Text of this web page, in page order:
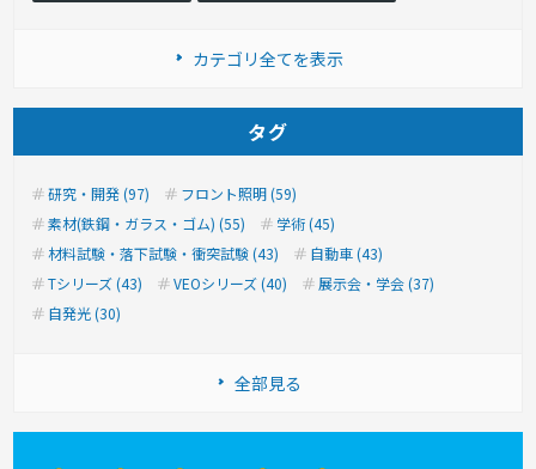
カテゴリ全てを表示
タグ
研究・開発 (97)
フロント照明 (59)
素材(鉄鋼・ガラス・ゴム) (55)
学術 (45)
材料試験・落下試験・衝突試験 (43)
自動車 (43)
Tシリーズ (43)
VEOシリーズ (40)
展示会・学会 (37)
自発光 (30)
全部見る